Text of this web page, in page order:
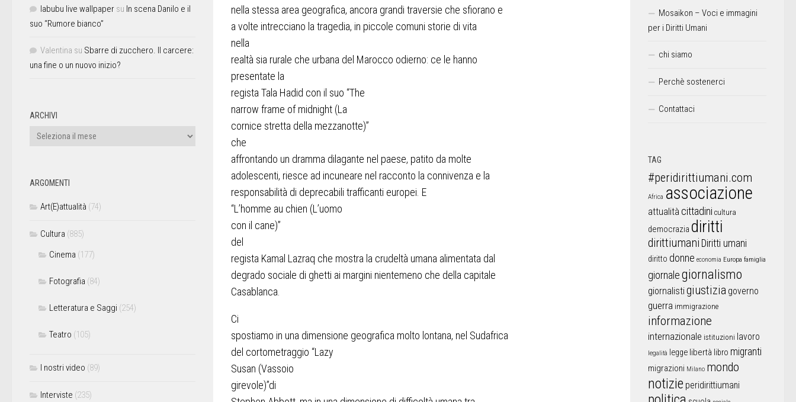
nella stessa area geografica, ancora grandi traversie che sfiorano e
a volte intrecciano la tragedia, in piccole comuni storie di vita
nella
realtà sia rurale che urbana del Marocco odierno: ce le hanno
presentate la
regista Tala Hadid con il suo “The
narrow frame of midnight (La
cornice stretta della mezzanotte)”
che
affrontando un dramma dilagante nel paese, patito da molte
adolescenti, riesce ad incuneare nel racconto la connivenza e la
responsabilità di deprecabili trafficanti europei. E
“L’homme au chien (L’uomo
con il cane)”
del
regista Kamal Lazraq che mostra la crudeltà umana alimentata dal
degrado sociale di ghetti ai margini nientemeno che della capitale
Casablanca.
Ci
spostiamo in una dimensione geografica molto lontana, nel Sudafrica
del cortometraggio “Lazy
Susan (Vassoio
girevole)”di
labubu live wallpaper su In scena Danilo e il
suo “Rumore bianco”
Valentina su Sbarre di zucchero. Il carcere:
una fine o un nuovo inizio?
ARCHIVI
ARGOMENTI
Art(E)attualità (74)
Cultura (885)
Cinema (177)
Fotografia (84)
Letteratura e Saggi (254)
Teatro (105)
I nostri video (89)
Interviste (235)
Mosaikon – Voci e immagini
per i Diritti Umani
chi siamo
Perchè sostenerci
Contattaci
TAG
#peridirittiumani.com
Africa associazione
attualità cittadini cultura
democrazia diritti
dirittiumani Diritti umani
diritto donne economia Europa famiglia
giornalegiornalismo
giornalistigiustizia governo
guerra immigrazione
informazione
internazionale istituzioni lavoro
legalità legge libertà libro migranti
migrazioni Milano mondo
notizie peridirittiumani